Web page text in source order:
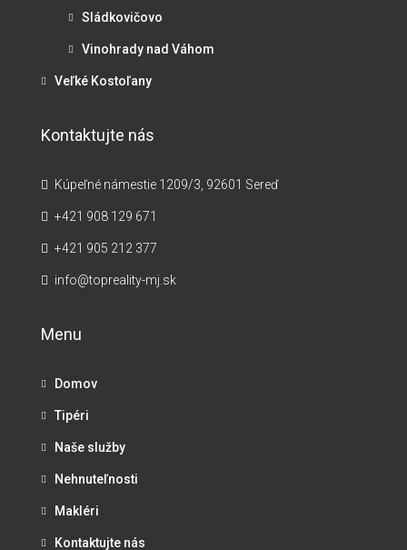
Sládkovičovo
Vinohrady nad Váhom
Veľké Kostoľany
Kontaktujte nás
Kúpeľné námestie 1209/3, 92601 Sereď
+421 908 129 671
+421 905 212 377
info@topreality-mj.sk
Menu
Domov
Tipéri
Naše služby
Nehnuteľnosti
Makléri
Kontaktujte nás